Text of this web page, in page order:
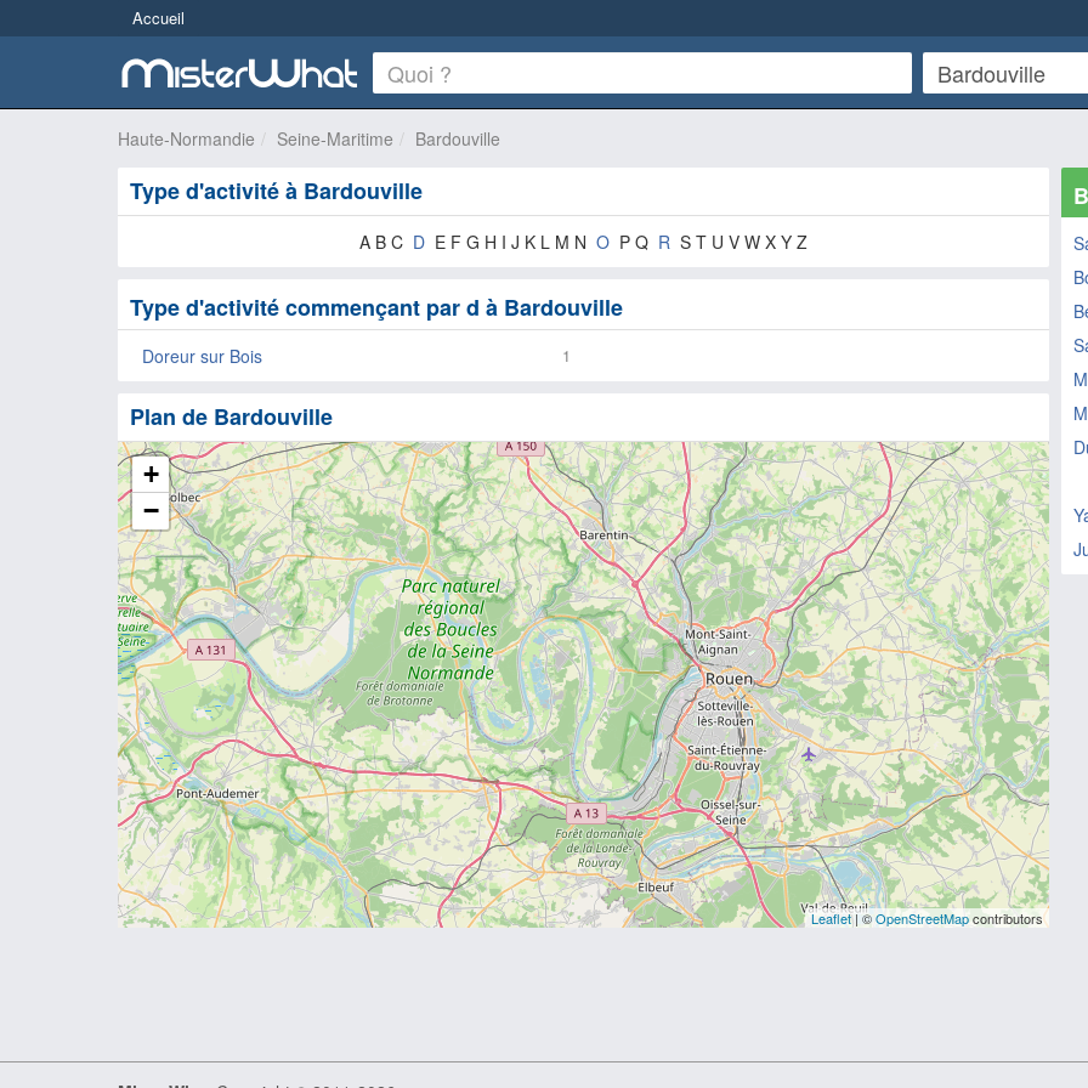
Accueil
Haute-Normandie Seine-Maritime Bardouville
Type d'activité à Bardouville
A B C D E F G H I J K L M N O P Q R S T U V W X Y Z
Type d'activité commençant par d à Bardouville
Doreur sur Bois 1
Plan de Bardouville
+
−
Leaflet| ©OpenStreetMapcontributors